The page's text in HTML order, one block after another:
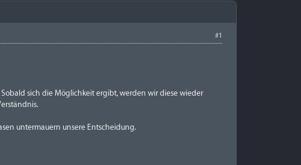
#1
sich die Möglichkeit ergibt, werden wir diese wieder
untermauern unsere Entscheidung.